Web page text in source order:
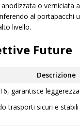
o verniciata
al
livello.
Future
Descrizione
garantisce
trasporti sicuri e stabili